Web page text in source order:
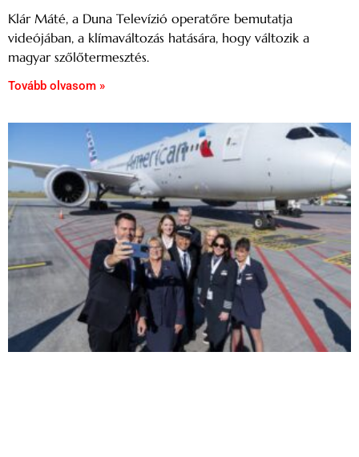
Klár Máté, a Duna Televízió operatőre bemutatja
videójában, a klímaváltozás hatására, hogy változik a
magyar szőlőtermesztés.
Tovább olvasom »